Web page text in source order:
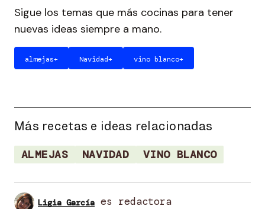
Sigue los temas que más cocinas para tener
nuevas ideas siempre a mano.
almejas+ Navidad+ vino blanco+
Más recetas e ideas relacionadas
ALMEJAS NAVIDAD VINO BLANCO
Ligia García es redactora